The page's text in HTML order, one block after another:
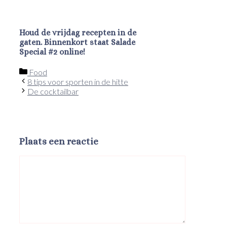
Houd de vrijdag recepten in de
gaten. Binnenkort staat Salade
Special #2 online!
Categorieën
Food
8 tips voor sporten in de hitte
De cocktailbar
Plaats een reactie